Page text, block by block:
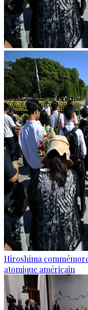
Hiroshima
atomique américain